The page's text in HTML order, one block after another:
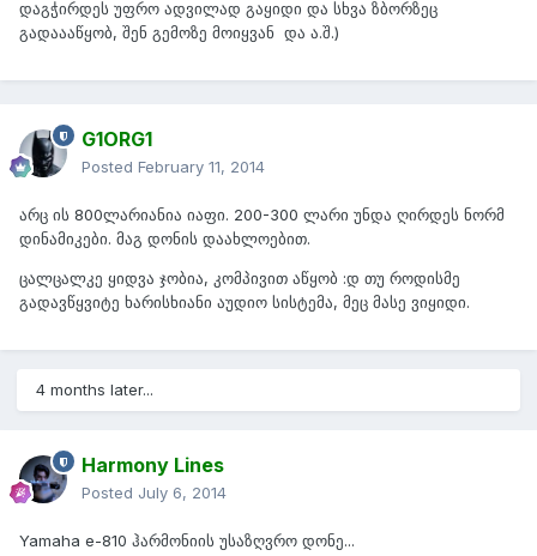
დაგჭირდეს უფრო ადვილად გაყიდი და სხვა ზბორზეც
გადაააწყობ, შენ გემოზე მოიყვან და ა.შ.)
G1ORG1
Posted February 11, 2014
არც ის 800ლარიანია იაფი. 200-300 ლარი უნდა ღირდეს ნორმ
დინამიკები. მაგ დონის დაახლოებით.
ცალცალკე ყიდვა ჯობია, კომპივით აწყობ :დ თუ როდისმე
გადავწყვიტე ხარისხიანი აუდიო სისტემა, მეც მასე ვიყიდი.
4 months later...
Harmony Lines
Posted July 6, 2014
Yamaha e-810 ჰარმონიის უსაზღვრო დონე...